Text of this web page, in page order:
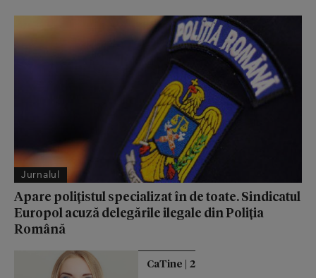
Jurnalul
Apare polițistul specializat în de toate. Sindicatul
Europol acuză delegările ilegale din Poliția
Română
CaTine | 2